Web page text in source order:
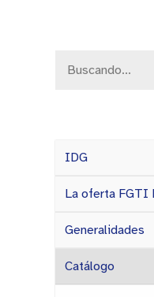
IDG
La oferta FGTI
Generalidades
Catálogo